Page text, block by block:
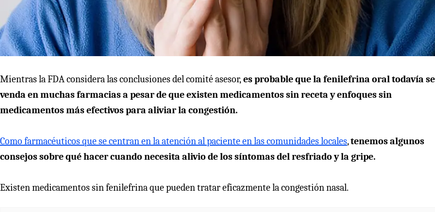
Mientras la FDA considera las conclusiones del comité asesor,es probable que la fenilefrina oral todavía se
venda en muchas farmacias a pesar de que existen medicamentos sin receta y enfoques sin
medicamentos más efectivos para aliviar la congestión.
Como farmacéuticosque se centran enla atención al paciente en las comunidades locales,tenemos algunos
consejos sobre qué hacer cuando necesita alivio de los síntomas del resfriado y la gripe.
Existen medicamentos sin fenilefrina que pueden tratar eficazmente la congestión nasal.